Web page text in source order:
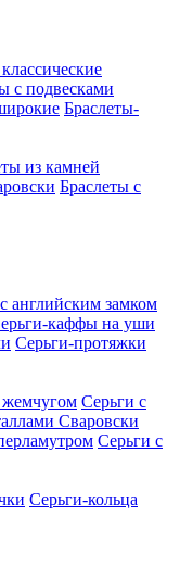
с подвесками
Браслеты-
из камней
Браслеты с
английским замком
каффы на уши
Серьги-протяжки
жемчугом Серьги с
Сваровски
Серьги с
Серьги-кольца